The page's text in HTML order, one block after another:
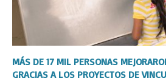
MÁS DE 17 MIL PERSONAS
GRACIAS A LOS PROYECTOS DE